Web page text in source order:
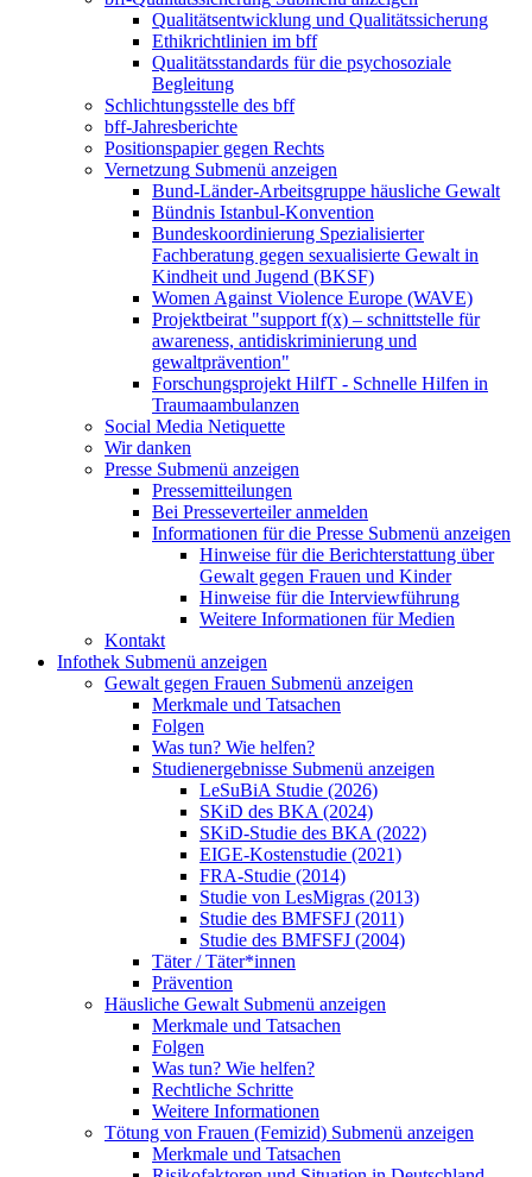
Qualitätsentwicklung und Qualitätssicherung
Ethikrichtlinien im bff
Qualitätsstandards für die psychosoziale
Begleitung
Schlichtungsstelle des bff
bff-Jahresberichte
Positionspapier gegen Rechts
Vernetzung Submenü anzeigen
Bund-Länder-Arbeitsgruppe häusliche Gewalt
Bündnis Istanbul-Konvention
Bundeskoordinierung Spezialisierter
Fachberatung gegen sexualisierte Gewalt in
Kindheit und Jugend (BKSF)
Women Against Violence Europe (WAVE)
Projektbeirat "support f(x) – schnittstelle für
awareness, antidiskriminierung und
gewaltprävention"
Forschungsprojekt HilfT - Schnelle Hilfen in
Traumaambulanzen
Social Media Netiquette
Wir danken
Presse Submenü anzeigen
Pressemitteilungen
Bei Presseverteiler anmelden
Informationen für die Presse Submenü anzeigen
Hinweise für die Berichterstattung über
Gewalt gegen Frauen und Kinder
Hinweise für die Interviewführung
Weitere Informationen für Medien
Kontakt
Infothek Submenü anzeigen
Gewalt gegen Frauen Submenü anzeigen
Merkmale und Tatsachen
Folgen
Was tun? Wie helfen?
Studienergebnisse Submenü anzeigen
LeSuBiA Studie (2026)
SKiD des BKA (2024)
SKiD-Studie des BKA (2022)
EIGE-Kostenstudie (2021)
FRA-Studie (2014)
Studie von LesMigras (2013)
Studie des BMFSFJ (2011)
Studie des BMFSFJ (2004)
Täter / Täter*innen
Prävention
Häusliche Gewalt Submenü anzeigen
Merkmale und Tatsachen
Folgen
Was tun? Wie helfen?
Rechtliche Schritte
Weitere Informationen
Tötung von Frauen (Femizid) Submenü anzeigen
Merkmale und Tatsachen